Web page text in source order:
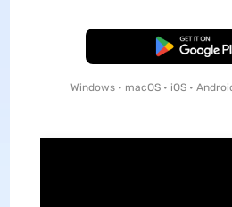
Ücretsiz
Windows • macOS • iOS •